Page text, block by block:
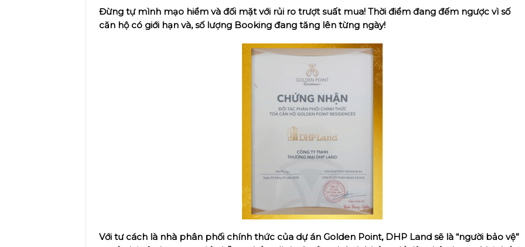
Đừng tự mình mạo hiểm và đối mặt với rủi ro trượt suất mua! Thời điểm đang đếm ngược vì số
căn hộ có giới hạn và, số lượng Booking đang tăng lên từng ngày!
Với tư cách là nhà phân phối chính thức của dự án Golden Point, DHP Land sẽ là “người bảo vệ”